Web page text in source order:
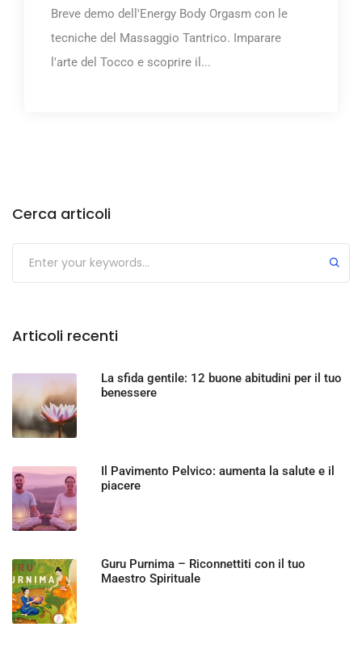
Breve demo dell'Energy Body Orgasm con le
tecniche del Massaggio Tantrico. Imparare
l'arte del Tocco e scoprire il...
Cerca articoli
Articoli recenti
La sfida gentile: 12 buone abitudini per il tuo
benessere
Il Pavimento Pelvico: aumenta la salute e il
piacere
Guru Purnima – Riconnettiti con il tuo
Maestro Spirituale